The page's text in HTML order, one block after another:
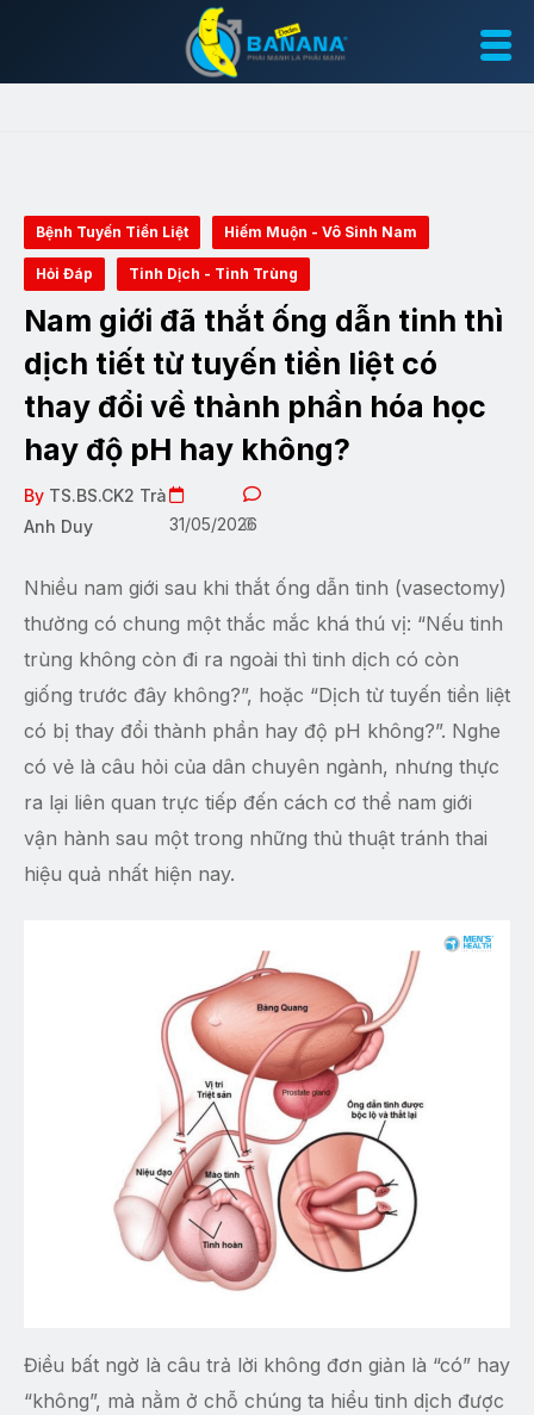
Bệnh Tuyến Tiền Liệt Hiếm Muộn - Vô Sinh Nam
Hỏi Đáp Tinh Dịch - Tinh Trùng
Nam giới đã thắt ống dẫn tinh thì
dịch tiết từ tuyến tiền liệt có
thay đổi về thành phần hóa học
hay độ pH hay không?
By TS.BS.CK2 Trà
Anh Duy
31/05/2026
0
Nhiều nam giới sau khi thắt ống dẫn tinh (vasectomy)
thường có chung một thắc mắc khá thú vị: “Nếu tinh
trùng không còn đi ra ngoài thì tinh dịch có còn
giống trước đây không?”, hoặc “Dịch từ tuyến tiền liệt
có bị thay đổi thành phần hay độ pH không?”. Nghe
có vẻ là câu hỏi của dân chuyên ngành, nhưng thực
ra lại liên quan trực tiếp đến cách cơ thể nam giới
vận hành sau một trong những thủ thuật tránh thai
hiệu quả nhất hiện nay.
Điều bất ngờ là câu trả lời không đơn giản là “có” hay
“không”, mà nằm ở chỗ chúng ta hiểu tinh dịch được